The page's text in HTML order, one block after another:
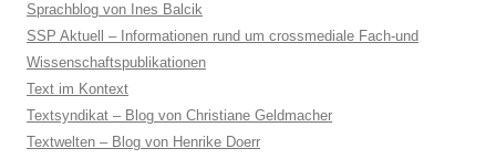
Sprachblog von Ines Balcik
SSP Aktuell – Informationen rund um crossmediale Fach-und
Wissenschaftspublikationen
Text im Kontext
Textsyndikat – Blog von Christiane Geldmacher
Textwelten – Blog von Henrike Doerr